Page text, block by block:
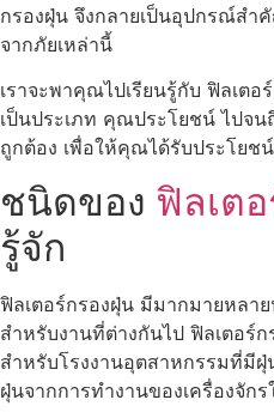
กรองฝุ่น จึงกลายเป็นอุปกรณ์สำ
จากภัยเหล่านี้
เราจะพาคุณไปเรียนรู้กับ ฟิลเตอ
เป็นประเภท คุณประโยชน์ ไปจน
ถูกต้อง เพื่อให้คุณได้รับประโยช
ชนิดของ ฟิลเต
รู้จัก
ฟิลเตอร์กรองฝุ่น มีมากมายหลา
สำหรับงานที่ต่างกันไป ฟิลเตอร์
สำหรับโรงงานอุตสาหกรรมที่มี
ฝุ่นจากการทำงานของเครื่องจัก